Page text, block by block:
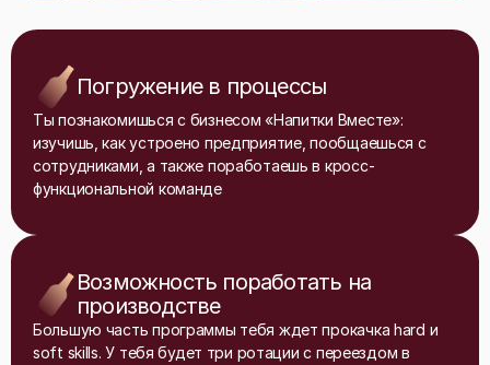
Погружение в процессы
Ты познакомишься с бизнесом «Напитки Вместе»:
изучишь, как устроено предприятие, пообщаешься с
сотрудниками, а также поработаешь в кросс-
функциональной команде
Возможность поработать на
производстве
Большую часть программы тебя ждет прокачка hard и
soft skills. У тебя будет три ротации с переездом в